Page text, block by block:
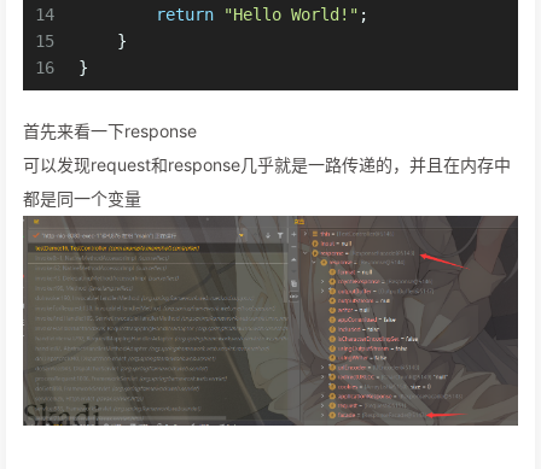
14
15
16
return
"Hello World!" ;
    }
}
首先来看一下response
可以发现request和response几乎就是一路传递的，并且在内存中
都是同一个变量